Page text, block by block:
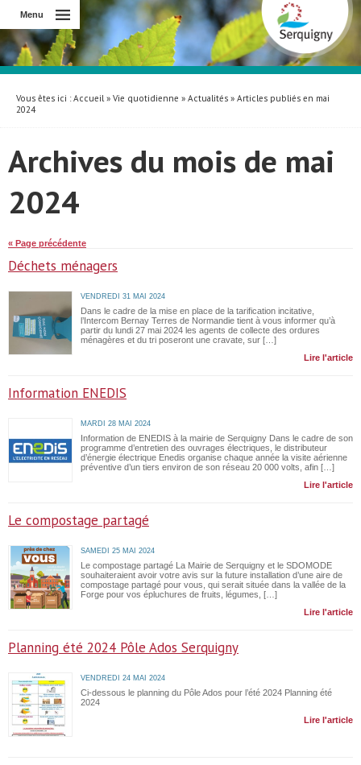
Menu
Vous êtes ici :Accueil» Vie quotidienne » Actualités » Articles publiés en mai
2024
Archives du mois de mai
2024
« Page précédente
Déchets ménagers
VENDREDI 31 MAI 2024
Dans le cadre de la mise en place de la tarification incitative,
l’Intercom Bernay Terres de Normandie tient à vous informer qu’à
partir du lundi 27 mai 2024 les agents de collecte des ordures
ménagères et du tri poseront une cravate, sur […]
Lire l'article
Information ENEDIS
MARDI 28 MAI 2024
Information de ENEDIS à la mairie de Serquigny Dans le cadre de son
programme d’entretien des ouvrages électriques, le distributeur
d’énergie électrique Enedis organise chaque année la visite aérienne
préventive d’un tiers environ de son réseau 20 000 volts, afin […]
Lire l'article
Le compostage partagé
SAMEDI 25 MAI 2024
Le compostage partagé La Mairie de Serquigny et le SDOMODE
souhaiteraient avoir votre avis sur la future installation d’une aire de
compostage partagé pour vous, qui serait située dans la vallée de la
Forge pour vos épluchures de fruits, légumes, […]
Lire l'article
Planning été 2024 Pôle Ados Serquigny
VENDREDI 24 MAI 2024
Ci-dessous le planning du Pôle Ados pour l’été 2024 Planning été
2024
Lire l'article